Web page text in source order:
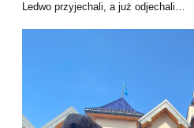
Ledwo przyjechali, a już odjechali…